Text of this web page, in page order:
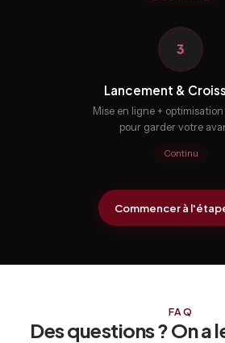
3
Lancement &
Mise en ligne +
pour garder votre
Continu
Commencer à
FAQ
Des questions ? On a